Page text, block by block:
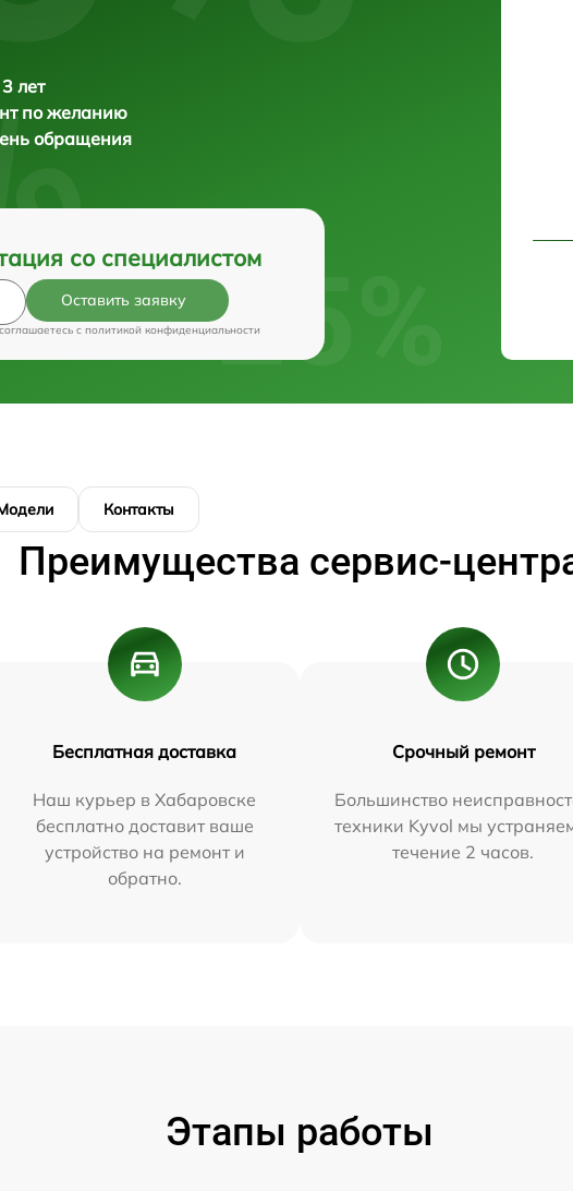
лет
по желанию
обращения
со специалистом
Оставить заявку
c политикой конфиденциальности
Контакты
Преимущества сервис-
Бесплатная доставка
Наш курьер в Хабаровске
бесплатно доставит ваше
устройство на ремонт и
обратно.
Срочный ремонт
Большинство
техники Kyvol мы
течение 2 часов.
Этапы работы